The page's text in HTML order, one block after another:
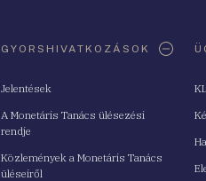
GYORSHIVATKOZÁSOK
Jelentések
A Monetáris Tanács ülésezési
rendje
Közlemények a Monetáris Tanács
üléseiről